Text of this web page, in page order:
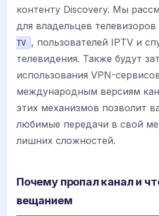
контенту Discovery. Мы
для владельцев
TV
, пользователей IPTV и
телевидения. Также будут
использования VPN-
международным версиям
этих механизмов позволит
любимые передачи в свой
лишних сложностей.
Почему пропал канал и
вещанием